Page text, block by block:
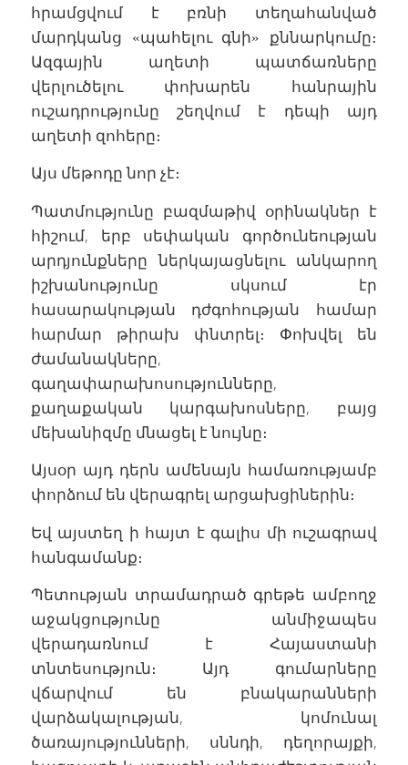
հրամցվում է բռնի տեղահանված
մարդկանց «պահելու գնի» քննարկումը։
Ազգային աղետի պատճառները
վերլուծելու փոխարեն հանրային
ուշադրությունը շեղվում է դեպի այդ
աղետի զոհերը։
Այս մեթոդը նոր չէ։
Պատմությունը բազմաթիվ օրինակներ է
հիշում, երբ սեփական գործունեության
արդյունքները ներկայացնելու անկարող
իշխանությունը սկսում էր
հասարակության դժգոհության համար
հարմար թիրախ փնտրել։ Փոխվել են
ժամանակները,
գաղափարախոսությունները,
քաղաքական կարգախոսները, բայց
մեխանիզմը մնացել է նույնը։
Այսօր այդ դերն ամենայն համառությամբ
փորձում են վերագրել արցախցիներին։
Եվ այստեղ ի հայտ է գալիս մի ուշագրավ
հանգամանք։
Պետության տրամադրած գրեթե ամբողջ
աջակցությունը անմիջապես
վերադառնում է Հայաստանի
տնտեսություն։ Այդ գումարները
վճարվում են բնակարանների
վարձակալության, կոմունալ
ծառայությունների, սննդի, դեղորայքի,